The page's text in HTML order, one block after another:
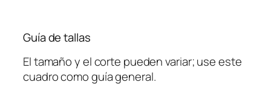
Guía de tallas
El tamaño y el corte pueden variar; use este
cuadro como guía general.